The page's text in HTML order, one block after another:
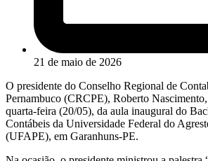
21 de maio de 2026
O presidente do Conselho Regional de
Pernambuco (CRCPE), Roberto
quarta-feira (20/05), da aula inaugural do
Contábeis da Universidade Federal do
(UFAPE), em Garanhuns-PE.